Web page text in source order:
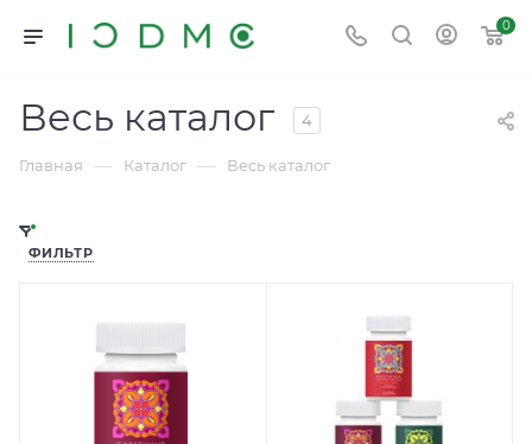
0
Весь каталог 4
Главная — Каталог — Весь каталог
ФИЛЬТР